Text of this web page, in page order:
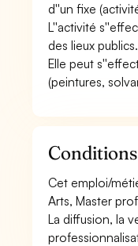
d''un fixe
L''activité
des lieux publics.
Elle peut
(peintures,
Cet emploi/
Arts, Master
La diffusion, la